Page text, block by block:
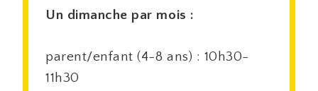
Un dimanche par mois :
parent/enfant (4-8 ans) : 10h30-
11h30